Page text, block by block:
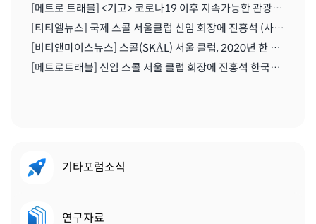
[메트로 트래블] <기고> 코로나19 이후 지속가능한 관광마이스산업과 'MICE 5.0' | 2020.06.28
[티티엘뉴스] 국제 스콜 서울클럽 신임 회장에 진홍석 (사)한국마이스융합리더스포럼 회장 | 2019.12.13
[비티앤마이스뉴스] 스콜(SKÅL) 서울 클럽, 2020년 한 해 동안 이끌 새 임원진 구성하다 | 2019.12.13
[메트로트래블] 신임 스콜 서울 클럽 회장에 진홍석 한국마이스융합리더스포럼회장 선출 | 2019.12.22
기타포럼소식
연구자료